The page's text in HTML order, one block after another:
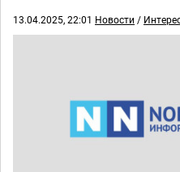
13.04.2025, 22:01 Новости /